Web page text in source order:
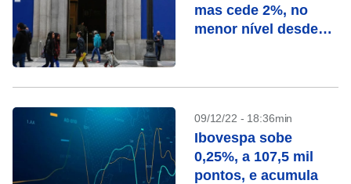
mas cede 2%, no
menor nível desde
09/12/22 - 18:36min
Ibovespa sobe
0,25%, a 107,5 mil
pontos, e acumula